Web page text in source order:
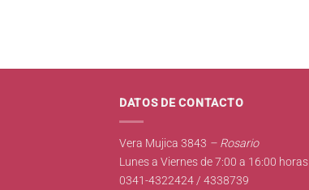
DATOS DE CONTACTO
Vera Mujica 3843 – Rosario
Lunes a Viernes de 7:00 a 16:00 horas
0341-4322424 / 4338739